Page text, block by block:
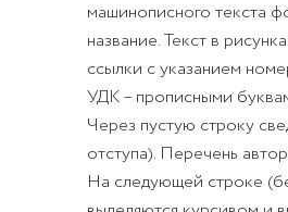
машинописного текста
название. Текст в
ссылки с указанием
УДК – прописными
Через пустую строку
отступа). Перечень
На следующей строке